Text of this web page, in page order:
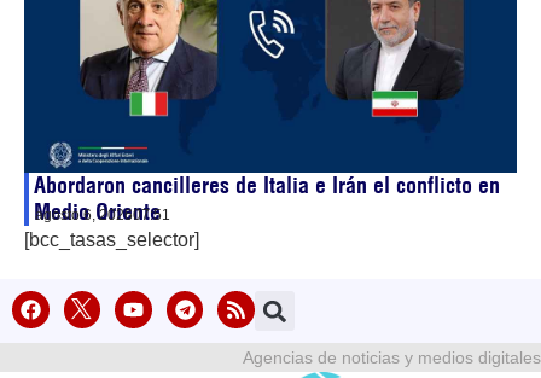
Abordaron cancilleres de Italia e Irán el conflicto en
Medio Oriente
agosto 6, 202607:51
[bcc_tasas_selector]
Agencias de noticias y medios digitales